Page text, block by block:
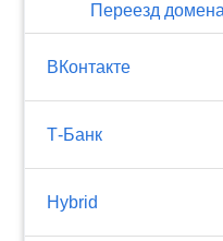
Переезд
ВКонтакте
Т-Банк
Hybrid